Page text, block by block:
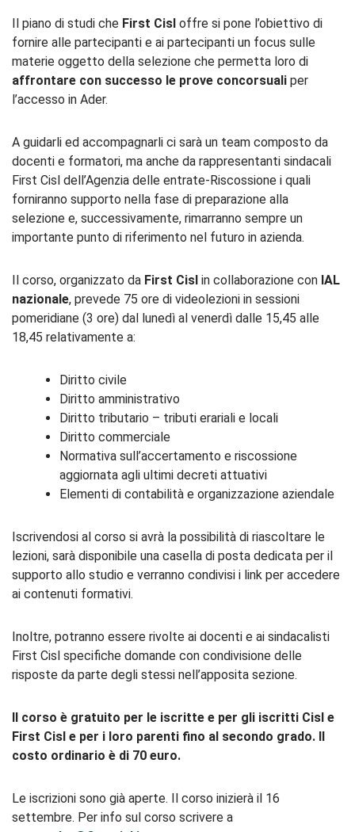
Il piano di studi che First Cisl offre si pone l’obiettivo di
fornire alle partecipanti e ai partecipanti un focus sulle
materie oggetto della selezione che permetta loro di
affrontare con successo le prove concorsuali per
l’accesso in Ader.
A guidarli ed accompagnarli ci sarà un team composto da
docenti e formatori, ma anche da rappresentanti sindacali
First Cisl dell’Agenzia delle entrate-Riscossione i quali
forniranno supporto nella fase di preparazione alla
selezione e, successivamente, rimarranno sempre un
importante punto di riferimento nel futuro in azienda.
Il corso, organizzato da First Cisl in collaborazione con IAL
nazionale, prevede 75 ore di videolezioni in sessioni
pomeridiane (3 ore) dal lunedì al venerdì dalle 15,45 alle
18,45 relativamente a:
Diritto civile
Diritto amministrativo
Diritto tributario – tributi erariali e locali
Diritto commerciale
Normativa sull’accertamento e riscossione
aggiornata agli ultimi decreti attuativi
Elementi di contabilità e organizzazione aziendale
Iscrivendosi al corso si avrà la possibilità di riascoltare le
lezioni, sarà disponibile una casella di posta dedicata per il
supporto allo studio e verranno condivisi i link per accedere
ai contenuti formativi.
Inoltre, potranno essere rivolte ai docenti e ai sindacalisti
First Cisl specifiche domande con condivisione delle
risposte da parte degli stessi nell’apposita sezione.
Il corso è gratuito per le iscritte e per gli iscritti Cisl e
First Cisl e per i loro parenti fino al secondo grado. Il
costo ordinario è di 70 euro.
Le iscrizioni sono già aperte. Il corso inizierà il 16
settembre. Per info sul corso scrivere a